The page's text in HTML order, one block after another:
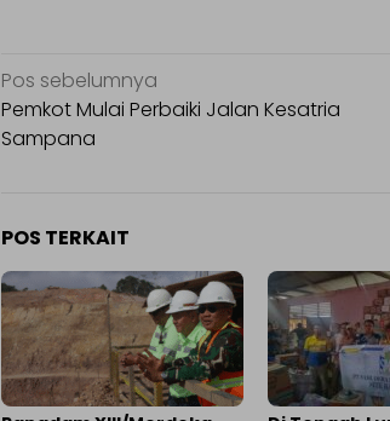
Navigasi
pos
Pos sebelumnya
Pemkot Mulai Perbaiki Jalan Kesatria
Sampana
POS TERKAIT